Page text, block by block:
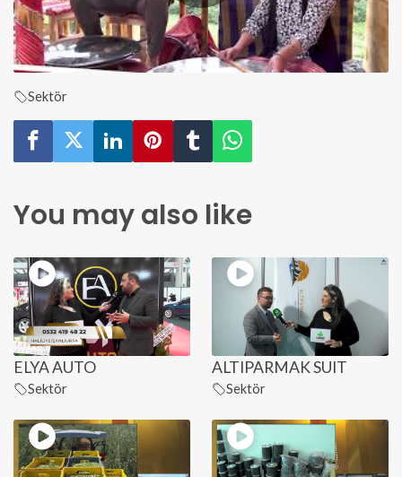
Sektör
You may also like
ELYA AUTO
Sektör
ALTIPARMAK SUIT
Sektör